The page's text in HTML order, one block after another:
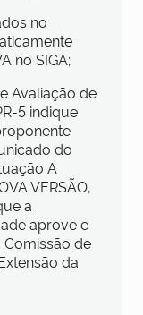
no
no SIGA;
Avaliação de
5 indique
do
A
VERSÃO,
a
aprove e
de
da